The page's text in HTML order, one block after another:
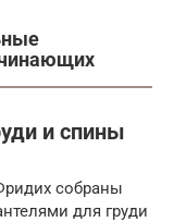
и спины
собраны
для груди